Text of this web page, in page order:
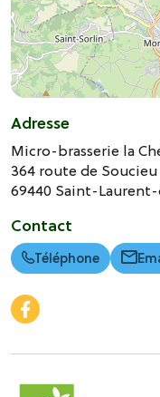
Adresse
Micro-brasserie la
364 route de Soucieu
69440 Saint-
Contact
Téléphone